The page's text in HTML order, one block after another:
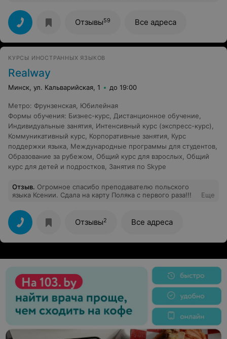
самой группой. На курсах изучаю английский язык, и с
практически нулевого продвинулась до понимания
английской речи. Всем рекомендую!
Отзывы59 Все адреса
КУРСЫ ИНОСТРАННЫХ ЯЗЫКОВ
Realway
Минск, ул. Кальварийская, 1 до 19:00
Метро: Фрунзенская, Юбилейная
Формы обучения: Бизнес-курс, Дистанционное обучение,
Индивидуальные занятия, Интенсивный курс (экспресс-курс),
Коммуникативный курс, Корпоративные занятия, Курс
поддержки языка, Международные программы для студентов,
Образование за рубежом, Общий курс для взрослых, Общий
курс для детей и подростков, Занятия по Skype
Отзыв. Огромное спасибо преподавателю польского
языка Ксении. Сдала на карту Поляка с первого раза!!!
Еще
Отзывы2 Все адреса